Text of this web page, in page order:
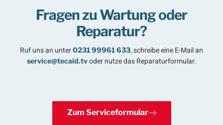
Fragen zu Wartung oder
Reparatur?
Ruf uns an unter0231 99961 633, schreibe eine E-Mail an
service@tecaid.tvoder nutze das Reparaturformular.
Zum Serviceformular